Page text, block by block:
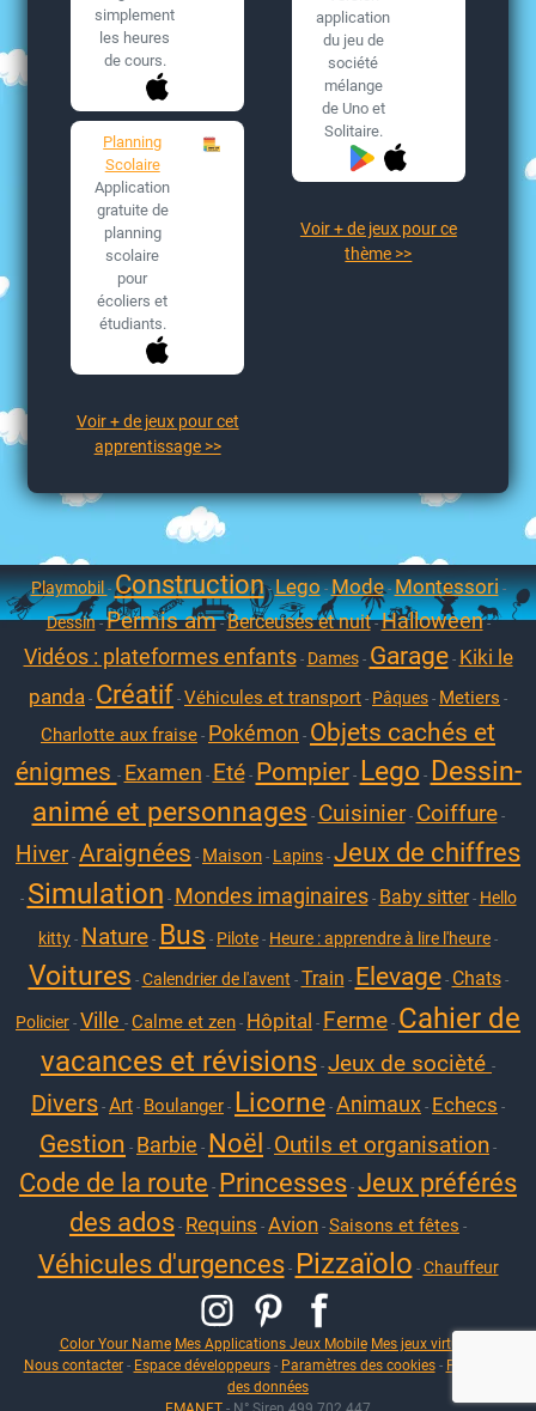
simplement
les heures
de cours.
Planning
Scolaire
Application
gratuite de
planning
scolaire
pour
écoliers et
étudiants.
Voir + de jeux pour cet
apprentissage >>
application
du jeu de
société
mélange
de Uno et
Solitaire.
Voir + de jeux pour ce
thème >>
Playmobil-Construction-Lego-Mode-Montessori-
Dessin-Permis am-Berceuses et nuit-Halloween-
Vidéos : plateformes enfants- Dames- Garage- Kiki le
panda - Créatif - Véhicules et transport - Pâques - Metiers -
Charlotte aux fraise - Pokémon - Objets cachés et
énigmes - Examen - Eté- Pompier- Lego - Dessin-
animé et personnages - Cuisinier- Coiffure-
Hiver- Araignées - Maison - Lapins - Jeux de chiffres
- Simulation - Mondes imaginaires- Baby sitter- Hello
kitty - Nature - Bus - Pilote - Heure : apprendre à lire l'heure -
Voitures - Calendrier de l'avent - Train - Elevage- Chats-
Policier - Ville - Calme et zen - Hôpital - Ferme - Cahier de
vacances et révisions - Jeux de socièté -
Divers - Art - Boulanger - Licorne - Animaux - Echecs -
Gestion - Barbie - Noël - Outils et organisation -
Code de la route - Princesses - Jeux préférés
des ados - Requins - Avion - Saisons et fêtes -
Véhicules d'urgences- Pizzaïolo - Chauffeur
Color Your Name Mes Applications Jeux Mobile Mes jeux virtuels
Nous contacter- Espace développeurs- Paramètres des cookies- Protection
des données